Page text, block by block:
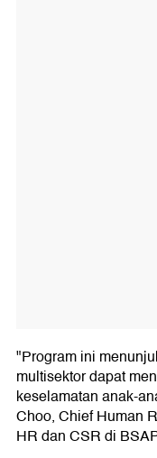
"Program ini
multisektor dapat
keselamatan anak-
Choo, Chief Human
HR dan CSR di